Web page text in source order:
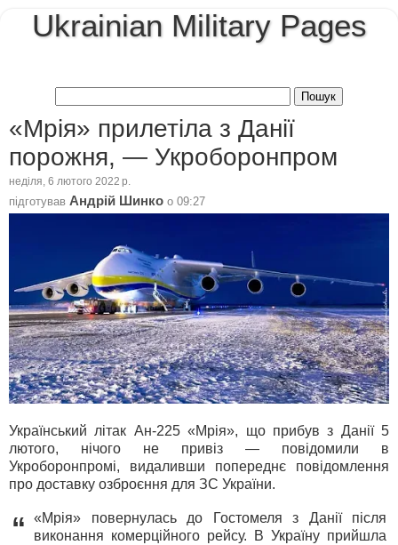
Ukrainian Military Pages
«Мрія» прилетіла з Данії
порожня, — Укроборонпром
неділя, 6 лютого 2022 р.
підготував Андрій Шинко о 09:27
Український літак Ан-225 «Мрія», що прибув з Данії 5
лютого, нічого не привіз — повідомили в
Укроборонпромі, видаливши попереднє повідомлення
про доставку озброєння для ЗС України.
“
«Мрія» повернулась до Гостомеля з Данії після
виконання комерційного рейсу. В Україну прийшла